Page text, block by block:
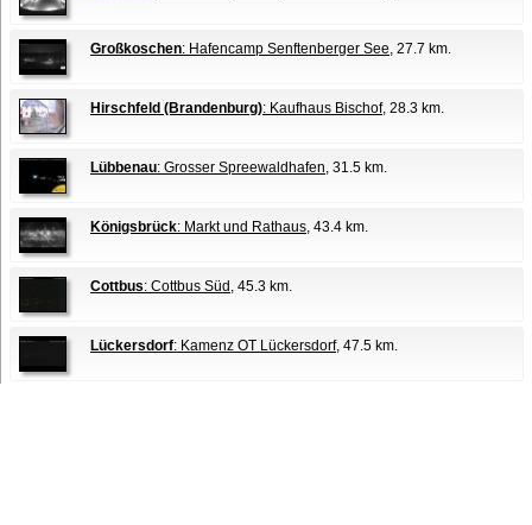
Großkoschen: Hafencamp Senftenberger See, 27.7 km.
Hirschfeld (Brandenburg): Kaufhaus Bischof, 28.3 km.
Lübbenau: Grosser Spreewaldhafen, 31.5 km.
Königsbrück: Markt und Rathaus, 43.4 km.
Cottbus: Cottbus Süd , 45.3 km.
Lückersdorf: Kamenz OT Lückersdorf, 47.5 km.